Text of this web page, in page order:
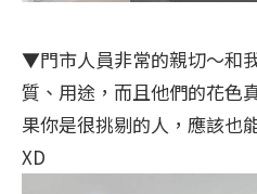
▼門市人員非常的親切～和
質、用途，而且他們的花色
果你是很挑剔的人，應該也
XD